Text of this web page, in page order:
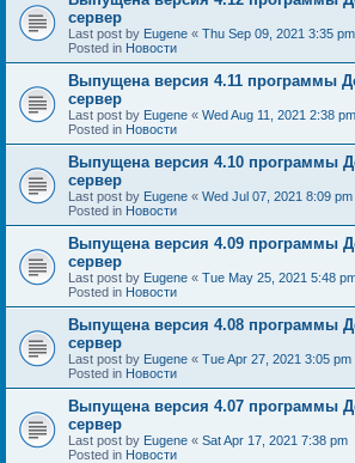
сервер
Last post by Eugene « Thu Sep 09, 2021 3:35 pm
Posted in Новости
Выпущена версия 4.11 программы
сервер
Last post by Eugene « Wed Aug 11, 2021 2:38 pm
Posted in Новости
Выпущена версия 4.10 программы
сервер
Last post by Eugene « Wed Jul 07, 2021 8:09 pm
Posted in Новости
Выпущена версия 4.09 программы
сервер
Last post by Eugene « Tue May 25, 2021 5:48
Posted in Новости
Выпущена версия 4.08 программы
сервер
Last post by Eugene « Tue Apr 27, 2021 3:05 pm
Posted in Новости
Выпущена версия 4.07 программы
сервер
Last post by Eugene « Sat Apr 17, 2021 7:38 pm
Posted in Новости